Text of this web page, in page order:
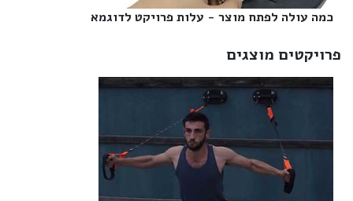
כמה עולה לפתח מוצר - עלות פרויקט לדוגמא‎
פרויקטים מוצגים